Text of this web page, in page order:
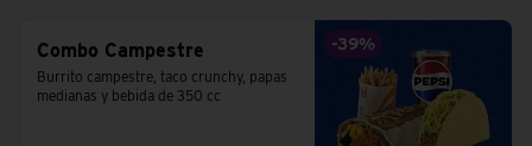
-39%
Combo Campestre
Burrito campestre, taco crunchy, papas
medianas y bebida de 350 cc